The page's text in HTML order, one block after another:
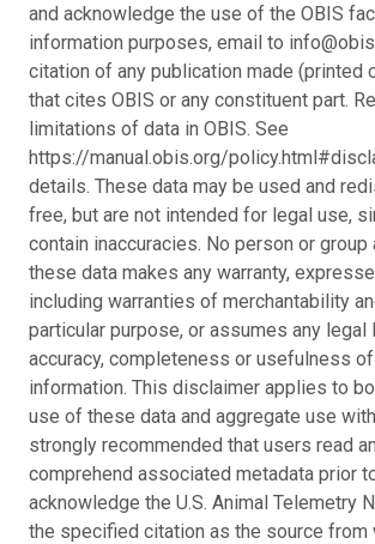
and acknowledge the use of the OBIS
information purposes, email to
citation of any publication made (printed
that cites OBIS or any constituent part.
limitations of data in OBIS. See
https://manual.obis.org/
details. These data may be used and
free, but are not intended for legal use,
contain inaccuracies. No person or
these data makes any warranty,
including warranties of merchantability
particular purpose, or assumes any
accuracy, completeness or usefulness
information. This disclaimer applies to
use of these data and aggregate use
strongly recommended that users read
comprehend associated metadata prior
acknowledge the U.S. Animal Telemetry
the specified citation as the source from